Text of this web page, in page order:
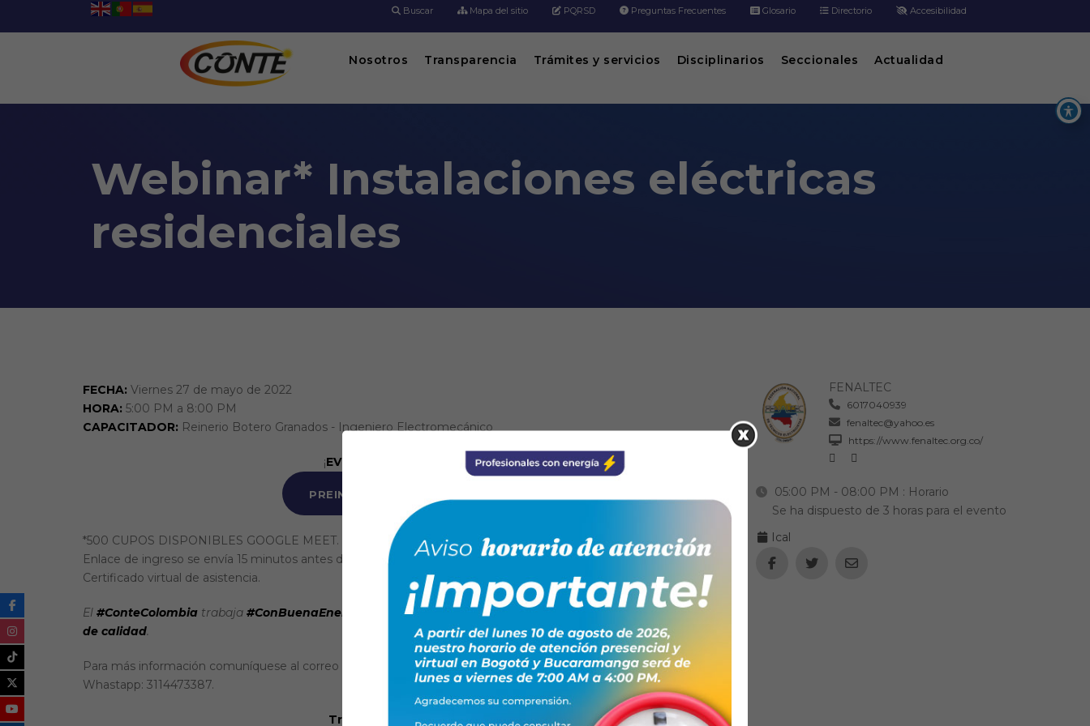
Buscar Mapa del sitio PQRSD Preguntas Frecuentes Glosario Directorio Accesibilidad
Nosotros Transparencia Trámites y servicios Disciplinarios Seccionales Actualidad
Webinar* Instalaciones eléctricas
residenciales
Webinario, Videoconferencia en plataformas digitales
FECHA: Viernes 27 de mayo de 2022
HORA: 5:00 PM a 8:00 PM
CAPACITADOR: Reinerio Botero Granados - Ingeniero Electromecánico
¡EVENTO GRATUITO!
PREINSCRIPCIÓN AQUÍ
*500 CUPOS DISPONIBLES GOOGLE MEET.
Enlace de ingreso se envía 15 minutos antes de la sesión.
Certificado virtual de asistencia.
El #ConteColombia trabaja #ConBuenaEnergía para hacer de los#TécnicosElectricistas una profesión
de calidad.
Para más información comuníquese al correo electrónico capacitacionesfenaltec@conte.org.co o al
Whastapp: 3114473387.
Trabajando juntos:
FENALTEC
6017040939
fenaltec@yahoo.es
https://www.fenaltec.org.co/
05:00 PM - 08:00 PM : Horario
Se ha dispuesto de 3 horas para el evento
Ical